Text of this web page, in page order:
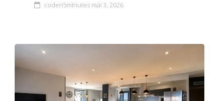
coden5minutes mai 3, 2026